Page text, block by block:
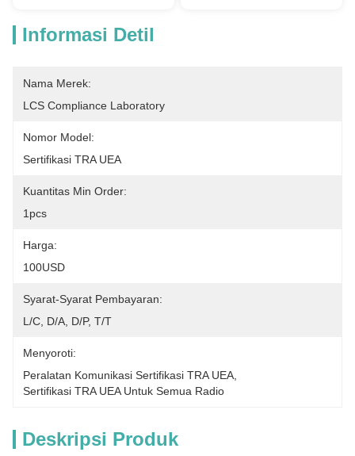
Informasi Detil
Nama Merek:
LCS Compliance Laboratory
Nomor Model:
Sertifikasi TRA UEA
Kuantitas Min Order:
1pcs
Harga:
100USD
Syarat-Syarat Pembayaran:
L/C, D/A, D/P, T/T
Menyoroti:
Peralatan Komunikasi Sertifikasi TRA UEA
Sertifikasi TRA UEA Untuk Semua Radio
Deskripsi Produk